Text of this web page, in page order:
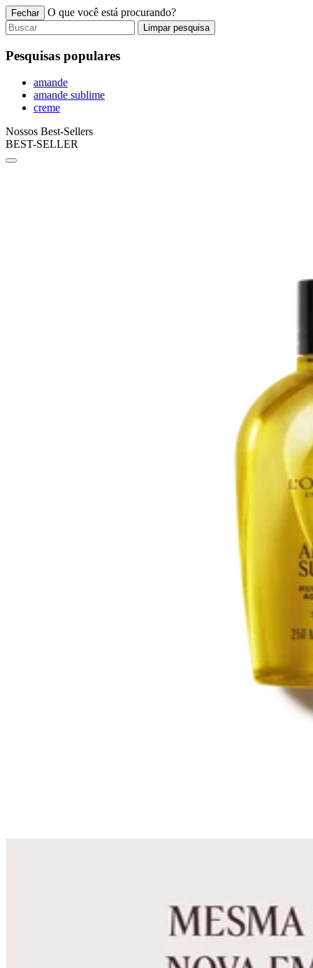
Fechar O que você está procurando?
Limpar pesquisa
Pesquisas populares
amande
amande sublime
creme
Nossos Best-Sellers
BEST-SELLER